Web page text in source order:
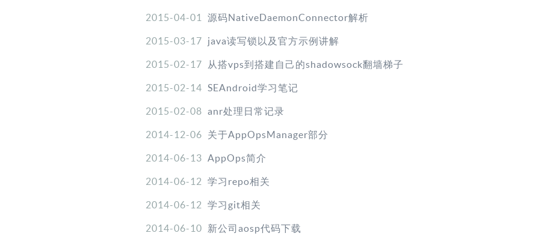
2015-04-01 源码NativeDaemonConnector解析
2015-03-17 java读写锁以及官方示例讲解
2015-02-17 从搭vps到搭建自己的shadowsock翻墙梯子
2015-02-14 SEAndroid学习笔记
2015-02-08 anr处理日常记录
2014-12-06 关于AppOpsManager部分
2014-06-13 AppOps简介
2014-06-12 学习repo相关
2014-06-12 学习git相关
2014-06-10 新公司aosp代码下载